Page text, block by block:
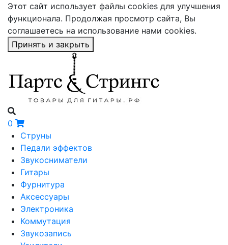
Этот сайт использует файлы cookies для улучшения
функционала. Продолжая просмотр сайта, Вы
соглашаетесь на использование нами cookies.
Принять и закрыть
0
Струны
Педали эффектов
Звукосниматели
Гитары
Фурнитура
Аксессуары
Электроника
Коммутация
Звукозапись